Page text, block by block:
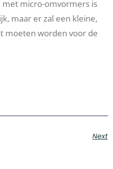
met micro-omvormers is
maar er zal een kleine,
moeten worden voor de
Next